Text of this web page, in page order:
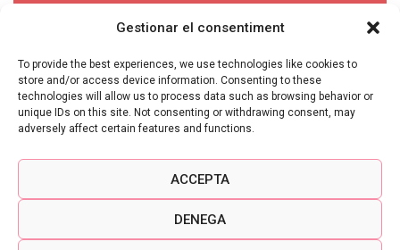
Gestionar el consentiment
To provide the best experiences, we use technologies like cookies to
store and/or access device information. Consenting to these
technologies will allow us to process data such as browsing behavior or
unique IDs on this site. Not consenting or withdrawing consent, may
adversely affect certain features and functions.
ACCEPTA
DENEGA